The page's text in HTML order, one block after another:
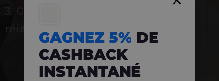
3. Gagnez instantanément 5 % à
réutiliserGAGNEZ 5% DE
CASHBACK
INSTANTANÉ